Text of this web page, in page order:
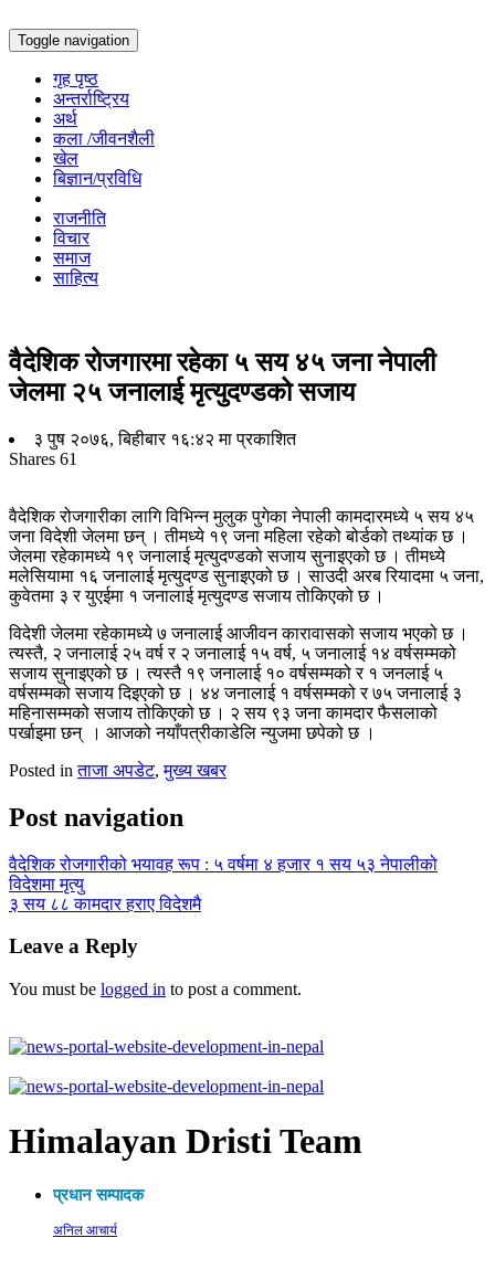
Toggle navigation
गृह पृष्ठ
अन्तर्राष्ट्रिय
अर्थ
कला /जीवनशैली
खेल
बिज्ञान/प्रविधि
राजनीति
विचार
समाज
साहित्य
वैदेशिक रोजगारमा रहेका ५ सय ४५ जना नेपाली
जेलमा २५ जनालाई मृत्युदण्डको सजाय
३ पुष २०७६, बिहीबार १६:४२ मा प्रकाशित
Shares 61
वैदेशिक रोजगारीका लागि विभिन्न मुलुक पुगेका नेपाली कामदारमध्ये ५ सय ४५
जना विदेशी जेलमा छन् । तीमध्ये १९ जना महिला रहेको बोर्डको तथ्यांक छ ।
जेलमा रहेकामध्ये १९ जनालाई मृत्युदण्डको सजाय सुनाइएको छ । तीमध्ये
मलेसियामा १६ जनालाई मृत्युदण्ड सुनाइएको छ । साउदी अरब रियादमा ५ जना,
कुवेतमा ३ र युएईमा १ जनालाई मृत्युदण्ड सजाय तोकिएको छ ।
विदेशी जेलमा रहेकामध्ये ७ जनालाई आजीवन कारावासको सजाय भएको छ ।
त्यस्तै, २ जनालाई २५ वर्ष र २ जनालाई १५ वर्ष, ५ जनालाई १४ वर्षसम्मको
सजाय सुनाइएको छ । त्यस्तै १९ जनालाई १० वर्षसम्मको र १ जनलाई ५
वर्षसम्मको सजाय दिइएको छ । ४४ जनालाई १ वर्षसम्मको र ७५ जनालाई ३
महिनासम्मको सजाय तोकिएको छ । २ सय ९३ जना कामदार फैसलाको
पर्खाइमा छन् । आजको नयाँपत्रीकाडेलि न्युजमा छपेको छ ।
Posted inताजा अपडेट,मुख्य खबर
Post navigation
वैदेशिक रोजगारीको भयावह रूप : ५ वर्षमा ४ हजार १ सय ५३ नेपालीको
विदेशमा मृत्यु
३ सय ८८ कामदार हराए विदेशमै
Leave a Reply
You must be logged in to post a comment.
Himalayan Dristi Team
प्रधान सम्पादक
अनिल आचार्य